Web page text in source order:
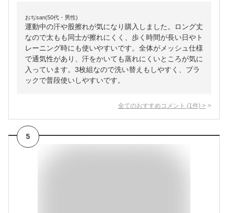
おぢsan(50代・男性)
運動中の汗や股擦れが気になり購入しました。ロング丈
なので太もも同士が擦れにくく、歩く時間が長い日やト
レーニング時にも使いやすいです。全体がメッシュ仕様
で通気性があり、汗をかいても蒸れにくいところが気に
入っています。3枚組なので洗い替えもしやすく、ブラ
ックで普段使いしやすいです。
全てのおすすめコメント (1 件) >
5